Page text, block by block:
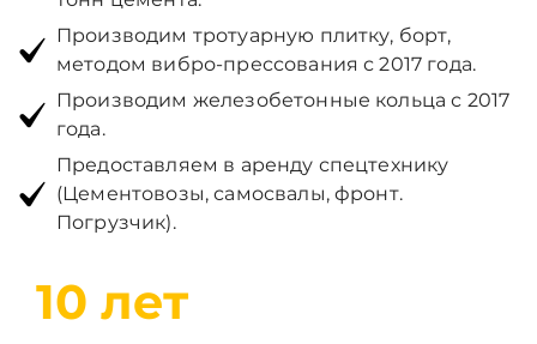
Производим тротуарную плитку, борт,
методом вибро-прессования с 2017 года.
Производим железобетонные кольца с 2017
года.
Предоставляем в аренду спецтехнику
(Цементовозы, самосвалы, фронт.
Погрузчик).
10 лет